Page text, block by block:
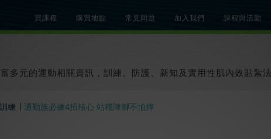
買課程 購買地點 常見問題 加入我們
課程與活動
多元的運動相關資訊，訓練、防護、新知及實用性肌內效貼紮法
練 通勤族必練4招核心 站穩陣腳不怕摔